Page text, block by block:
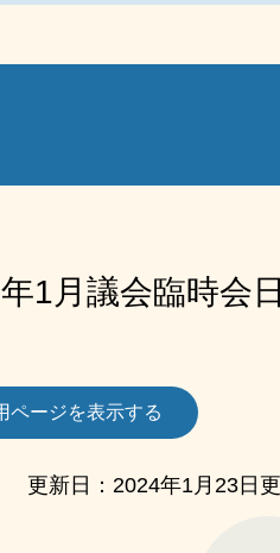
1月議会臨時会
ページを表示する
更新日：2024年1月23日